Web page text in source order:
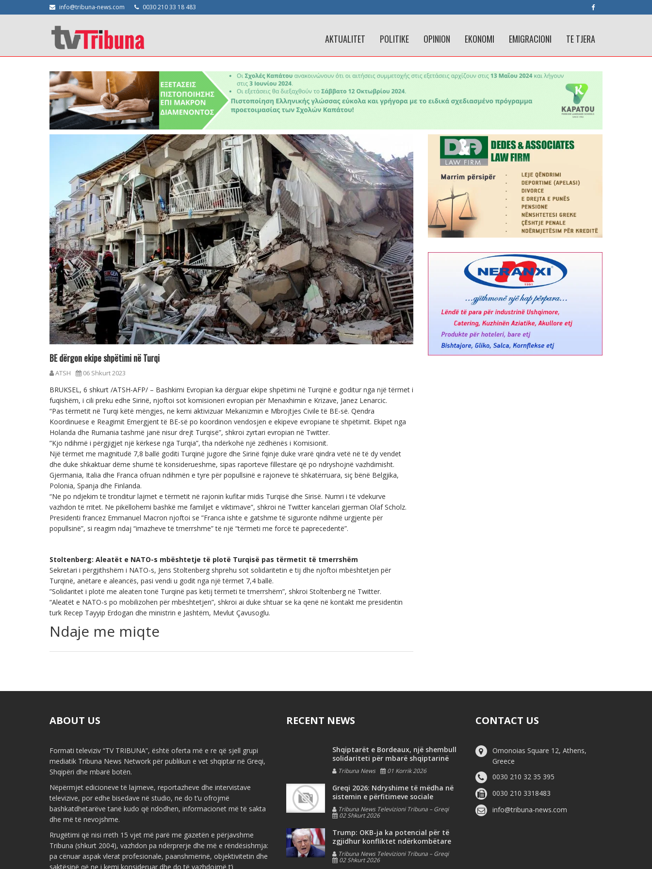
info@tribuna-news.com 0030 210 33 18 483
AKTUALITET POLITIKE OPINION EKONOMI EMIGRACIONI TE TJERA
BE dërgon ekipe shpëtimi në Turqi
ATSH 06 Shkurt 2023
BRUKSEL, 6 shkurt /ATSH-AFP/ – Bashkimi Evropian ka dërguar ekipe shpëtimi në Turqinë e goditur nga një tërmet i
fuqishëm, i cili preku edhe Sirinë, njoftoi sot komisioneri evropian për Menaxhimin e Krizave, Janez Lenarcic.
“Pas tërmetit në Turqi këtë mëngjes, ne kemi aktivizuar Mekanizmin e Mbrojtjes Civile të BE-së. Qendra
Koordinuese e Reagimit Emergjent të BE-së po koordinon vendosjen e ekipeve evropiane të shpëtimit. Ekipet nga
Holanda dhe Rumania tashmë janë nisur drejt Turqisë”, shkroi zyrtari evropian në Twitter.
”Kjo ndihmë i përgjigjet një kërkese nga Turqia”, tha ndërkohë një zëdhënës i Komisionit.
Një tërmet me magnitudë 7,8 ballë goditi Turqinë jugore dhe Sirinë fqinje duke vrarë qindra vetë në të dy vendet
dhe duke shkaktuar dëme shumë të konsiderueshme, sipas raporteve fillestare që po ndryshojnë vazhdimisht.
Gjermania, Italia dhe Franca ofruan ndihmën e tyre për popullsinë e rajoneve të shkatërruara, siç bënë Belgjika,
Polonia, Spanja dhe Finlanda.
“Ne po ndjekim të tronditur lajmet e tërmetit në rajonin kufitar midis Turqisë dhe Sirisë. Numri i të vdekurve
vazhdon të rritet. Ne pikëllohemi bashkë me familjet e viktimave”, shkroi në Twitter kancelari gjerman Olaf Scholz.
Presidenti francez Emmanuel Macron njoftoi se ”Franca ishte e gatshme të siguronte ndihmë urgjente për
popullsinë”, si reagim ndaj “imazheve të tmerrshme” të një “tërmeti me forcë të paprecedentë”.
Stoltenberg: Aleatët e NATO-s mbështetje të plotë Turqisë pas tërmetit të tmerrshëm
Sekretari i përgjithshëm i NATO-s, Jens Stoltenberg shprehu sot solidaritetin e tij dhe njoftoi mbështetjen për
Turqinë, anëtare e aleancës, pasi vendi u godit nga një tërmet 7,4 ballë.
”Solidaritet i plotë me aleaten tonë Turqinë pas këtij tërmeti të tmerrshëm”, shkroi Stoltenberg në Twitter.
“Aleatët e NATO-s po mobilizohen për mbështetjen”, shkroi ai duke shtuar se ka qenë në kontakt me presidentin
turk Recep Tayyip Erdogan dhe ministrin e Jashtëm, Mevlut Çavusoglu.
Ndaje me miqte
ABOUT US
Formati televiziv “TV TRIBUNA”, është oferta më e re që sjell grupi
mediatik Tribuna News Network për publikun e vet shqiptar në Greqi,
Shqipëri dhe mbarë botën.
Nëpërmjet edicioneve të lajmeve, reportazheve dhe intervistave
televizive, por edhe bisedave në studio, ne do t’u ofrojmë
bashkatdhetarëve tanë kudo që ndodhen, informacionet më të sakta
dhe më të nevojshme.
Rrugëtimi që nisi rreth 15 vjet më parë me gazetën e përjavshme
Tribuna (shkurt 2004), vazhdon pa ndërprerje dhe më e rëndësishmja:
pa cënuar aspak vlerat profesionale, paanshmërinë, objektivitetin dhe
saktësinë që ne i kemi konsideruar dhe do të vazhdojmë t’i
RECENT NEWS
Shqiptarët e Bordeaux, një shembull
solidariteti për mbarë shqiptarinë
Tribuna News 01 Korrik 2026
Greqi 2026: Ndryshime të mëdha në
sistemin e përfitimeve sociale
Tribuna News Televizioni Tribuna – Greqi
02 Shkurt 2026
Trump: OKB-ja ka potencial për të
zgjidhur konfliktet ndërkombëtare
Tribuna News Televizioni Tribuna – Greqi
02 Shkurt 2026
CONTACT US
Omonoias Square 12, Athens,
Greece
0030 210 32 35 395
0030 210 3318483
info@tribuna-news.com